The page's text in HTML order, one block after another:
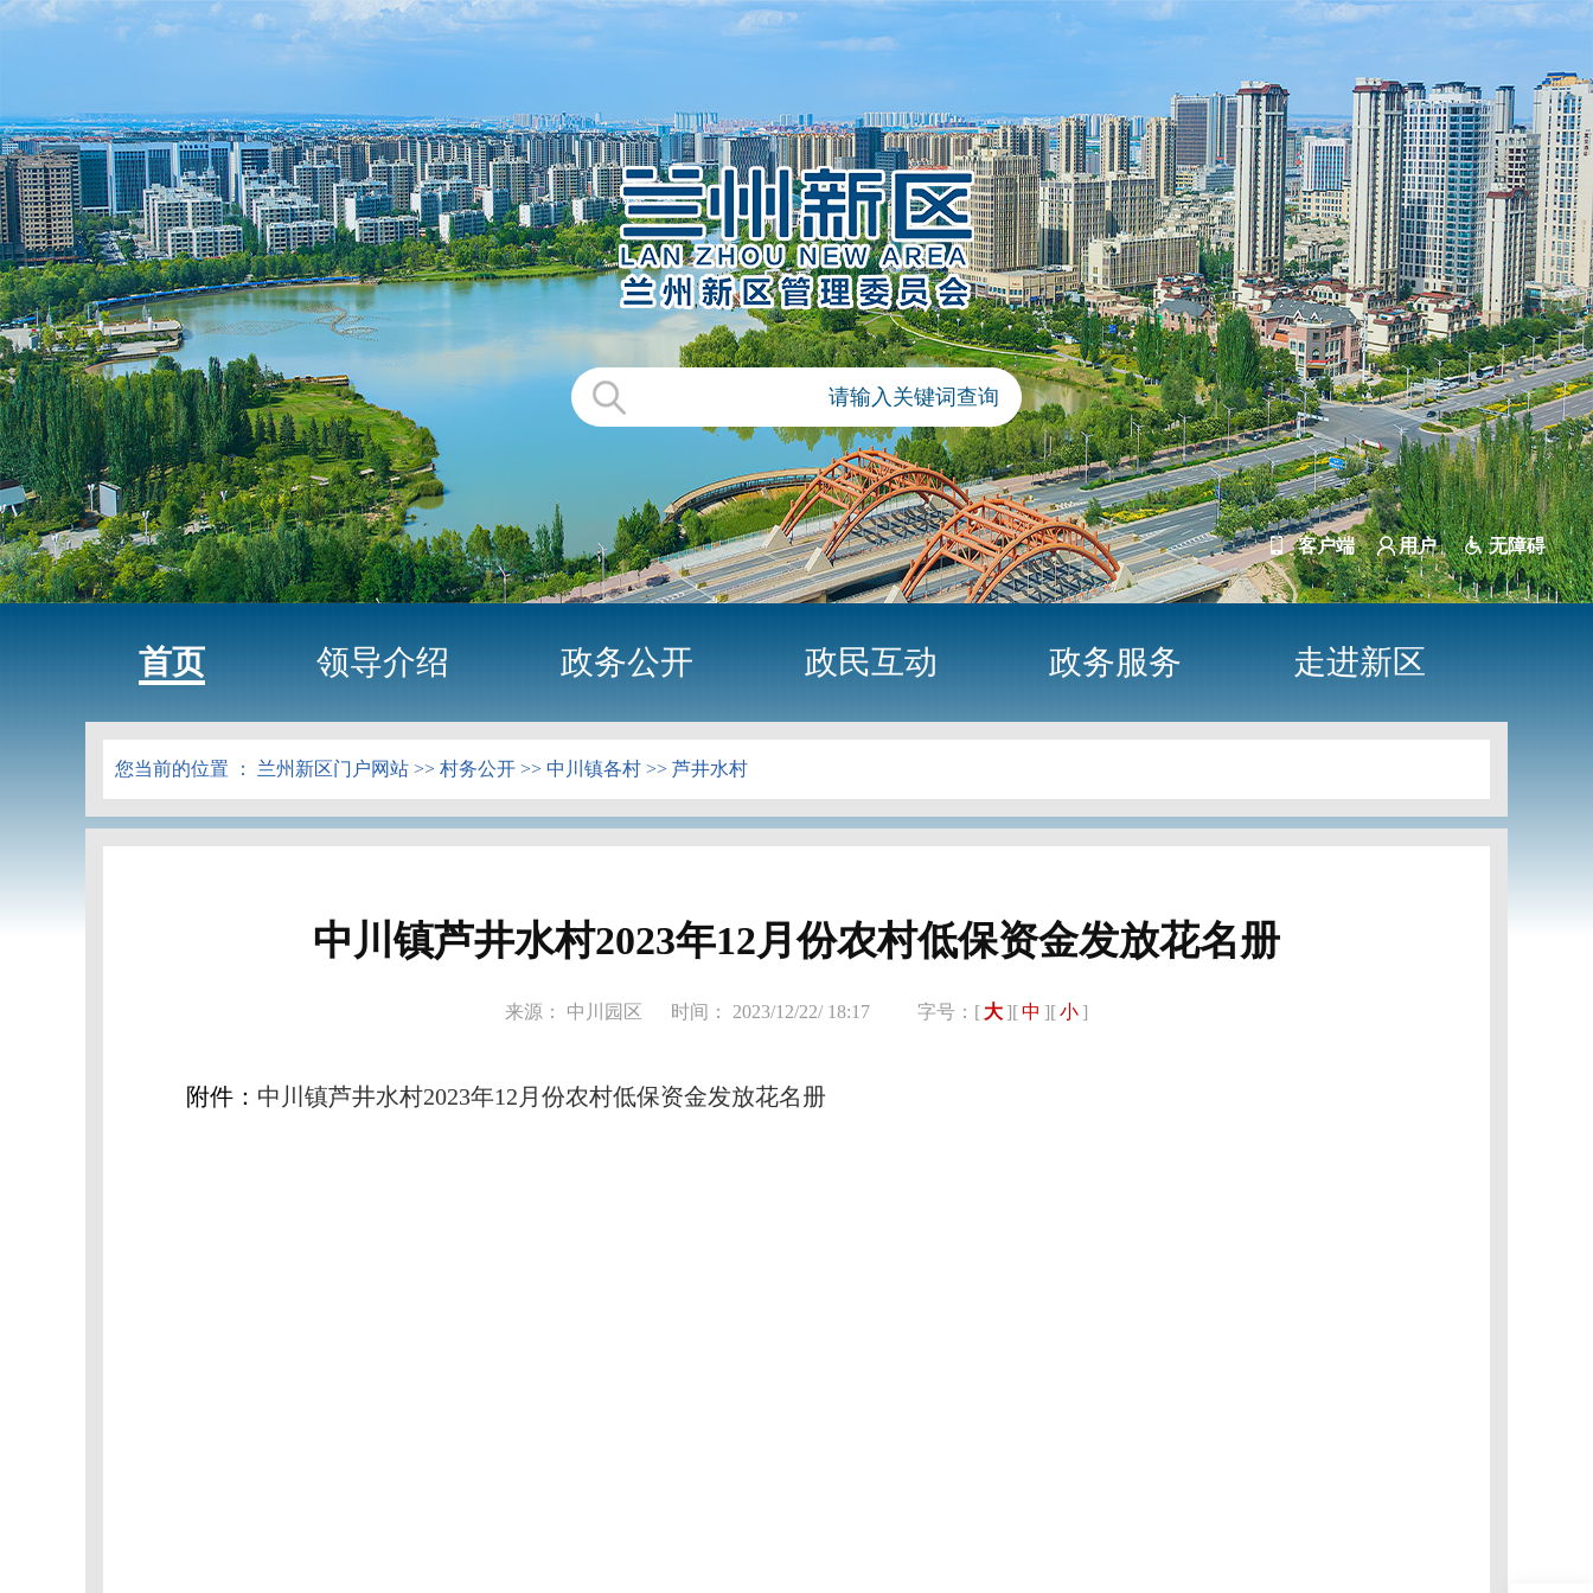
客户端 用户 无障碍
首页 领导介绍 政务公开 政民互动 政务服务 走进新区
您当前的位置 ： 兰州新区门户网站 >> 村务公开 >> 中川镇各村 >> 芦井水村
中川镇芦井水村2023年12月份农村低保资金发放花名册
来源： 中川园区 时间： 2023/12/22/ 18:17 字号：[ 大 ][中 ][小 ]
附件： 中川镇芦井水村2023年12月份农村低保资金发放花名册